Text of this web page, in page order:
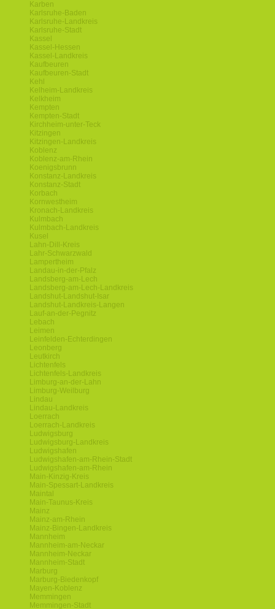
Karben
Karlsruhe-Baden
Karlsruhe-Landkreis
Karlsruhe-Stadt
Kassel
Kassel-Hessen
Kassel-Landkreis
Kaufbeuren
Kaufbeuren-Stadt
Kehl
Kelheim-Landkreis
Kelkheim
Kempten
Kempten-Stadt
Kirchheim-unter-Teck
Kitzingen
Kitzingen-Landkreis
Koblenz
Koblenz-am-Rhein
Koenigsbrunn
Konstanz-Landkreis
Konstanz-Stadt
Korbach
Kornwestheim
Kronach-Landkreis
Kulmbach
Kulmbach-Landkreis
Kusel
Lahn-Dill-Kreis
Lahr-Schwarzwald
Lampertheim
Landau-in-der-Pfalz
Landsberg-am-Lech
Landsberg-am-Lech-Landkreis
Landshut-Landshut-Isar
Landshut-Landkreis-Langen
Lauf-an-der-Pegnitz
Lebach
Leimen
Leinfelden-Echterdingen
Leonberg
Leutkirch
Lichtenfels
Lichtenfels-Landkreis
Limburg-an-der-Lahn
Limburg-Weilburg
Lindau
Lindau-Landkreis
Loerrach
Loerrach-Landkreis
Ludwigsburg
Ludwigsburg-Landkreis
Ludwigshafen
Ludwigshafen-am-Rhein-Stadt
Ludwigshafen-am-Rhein
Main-Kinzig-Kreis
Main-Spessart-Landkreis
Maintal
Main-Taunus-Kreis
Mainz
Mainz-am-Rhein
Mainz-Bingen-Landkreis
Mannheim
Mannheim-am-Neckar
Mannheim-Neckar
Mannheim-Stadt
Marburg
Marburg-Biedenkopf
Mayen-Koblenz
Memmingen
Memmingen-Stadt